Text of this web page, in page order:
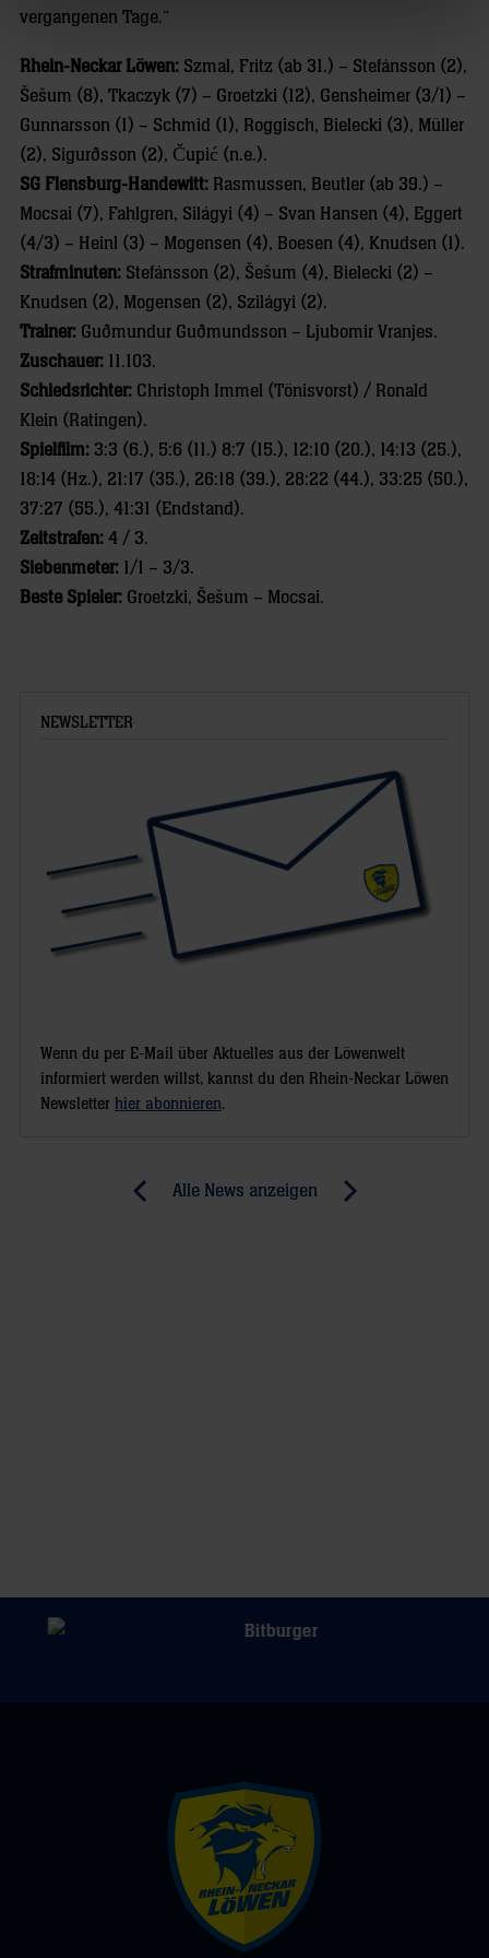
vergangenen Tage.“
Rhein-Neckar Löwen: Szmal, Fritz (ab 31.) – Stefánsson (2),
Šešum (8), Tkaczyk (7) – Groetzki (12), Gensheimer (3/1) –
Gunnarsson (1) – Schmid (1), Roggisch, Bielecki (3), Müller
(2), Sigurðsson (2), Čupić (n.e.).
SG Flensburg-Handewitt: Rasmussen, Beutler (ab 39.) –
Mocsai (7), Fahlgren, Silágyi (4) – Svan Hansen (4), Eggert
(4/3) – Heinl (3) – Mogensen (4), Boesen (4), Knudsen (1).
Strafminuten: Stefánsson (2), Šešum (4), Bielecki (2) –
Knudsen (2), Mogensen (2), Szilágyi (2).
Trainer: Guðmundur Guðmundsson – Ljubomir Vranjes.
Zuschauer: 11.103.
Schiedsrichter: Christoph Immel (Tönisvorst) / Ronald
Klein (Ratingen).
Spielfilm: 3:3 (6.), 5:6 (11.) 8:7 (15.), 12:10 (20.), 14:13 (25.),
18:14 (Hz.), 21:17 (35.), 26:18 (39.), 28:22 (44.), 33:25 (50.),
37:27 (55.), 41:31 (Endstand).
Zeitstrafen: 4 / 3.
Siebenmeter: 1/1 – 3/3.
Beste Spieler: Groetzki, Šešum – Mocsai.
NEWSLETTER
Wenn du per E-Mail über Aktuelles aus der Löwenwelt
informiert werden willst, kannst du den Rhein-Neckar Löwen
Newsletter hier abonnieren.
Alle News anzeigen